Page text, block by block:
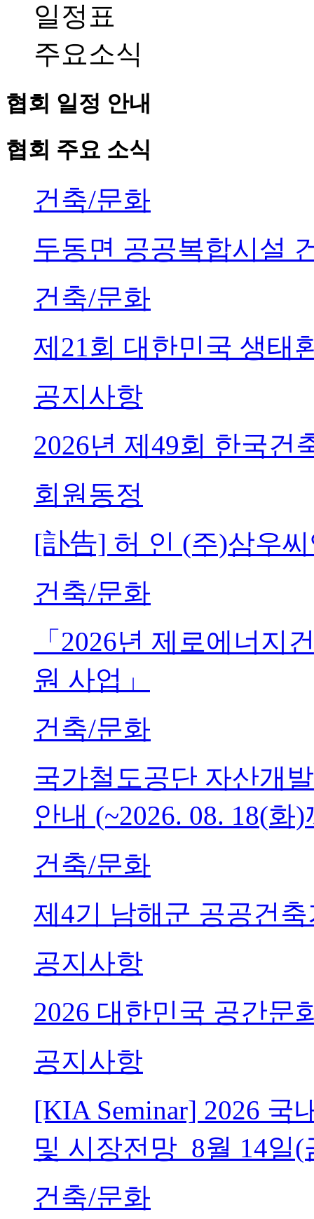
일정표
주요소식
협회 일정 안내
협회 주요 소식
건축/문화
두동면 공공복합시설
건축/문화
제21회 대한민국 생태
공지사항
2026년 제49회 한국건
회원동정
[訃告] 허 인 (주)삼우
건축/문화
「2026년 제로에너지
원 사업」
건축/문화
국가철도공단 자산개
안내 (~2026. 08. 18(화
건축/문화
제4기 남해군 공공건
공지사항
2026 대한민국 공간문
공지사항
[KIA Seminar] 2026 국
및 시장전망_8월 14일(
건축/문화